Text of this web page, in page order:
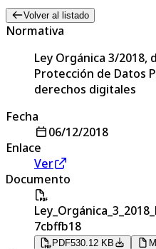
Volver al listado
Normativa
Ley Orgánica 3/2018,
Protección de Datos
derechos digitales
Fecha
06/12/2018
Enlace
Ver
Documento
7cbffb18
PDF530.12 KB